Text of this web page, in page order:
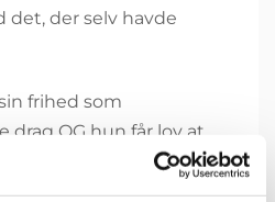
der selv havde
frihed som
OG hun får lov at
mennesker
forløb og yoga…det